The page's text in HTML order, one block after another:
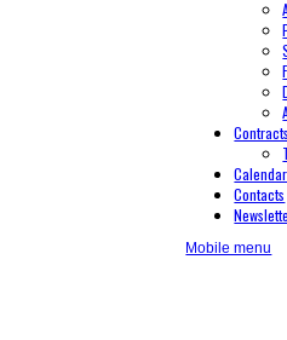
Contacts
Mobile menu